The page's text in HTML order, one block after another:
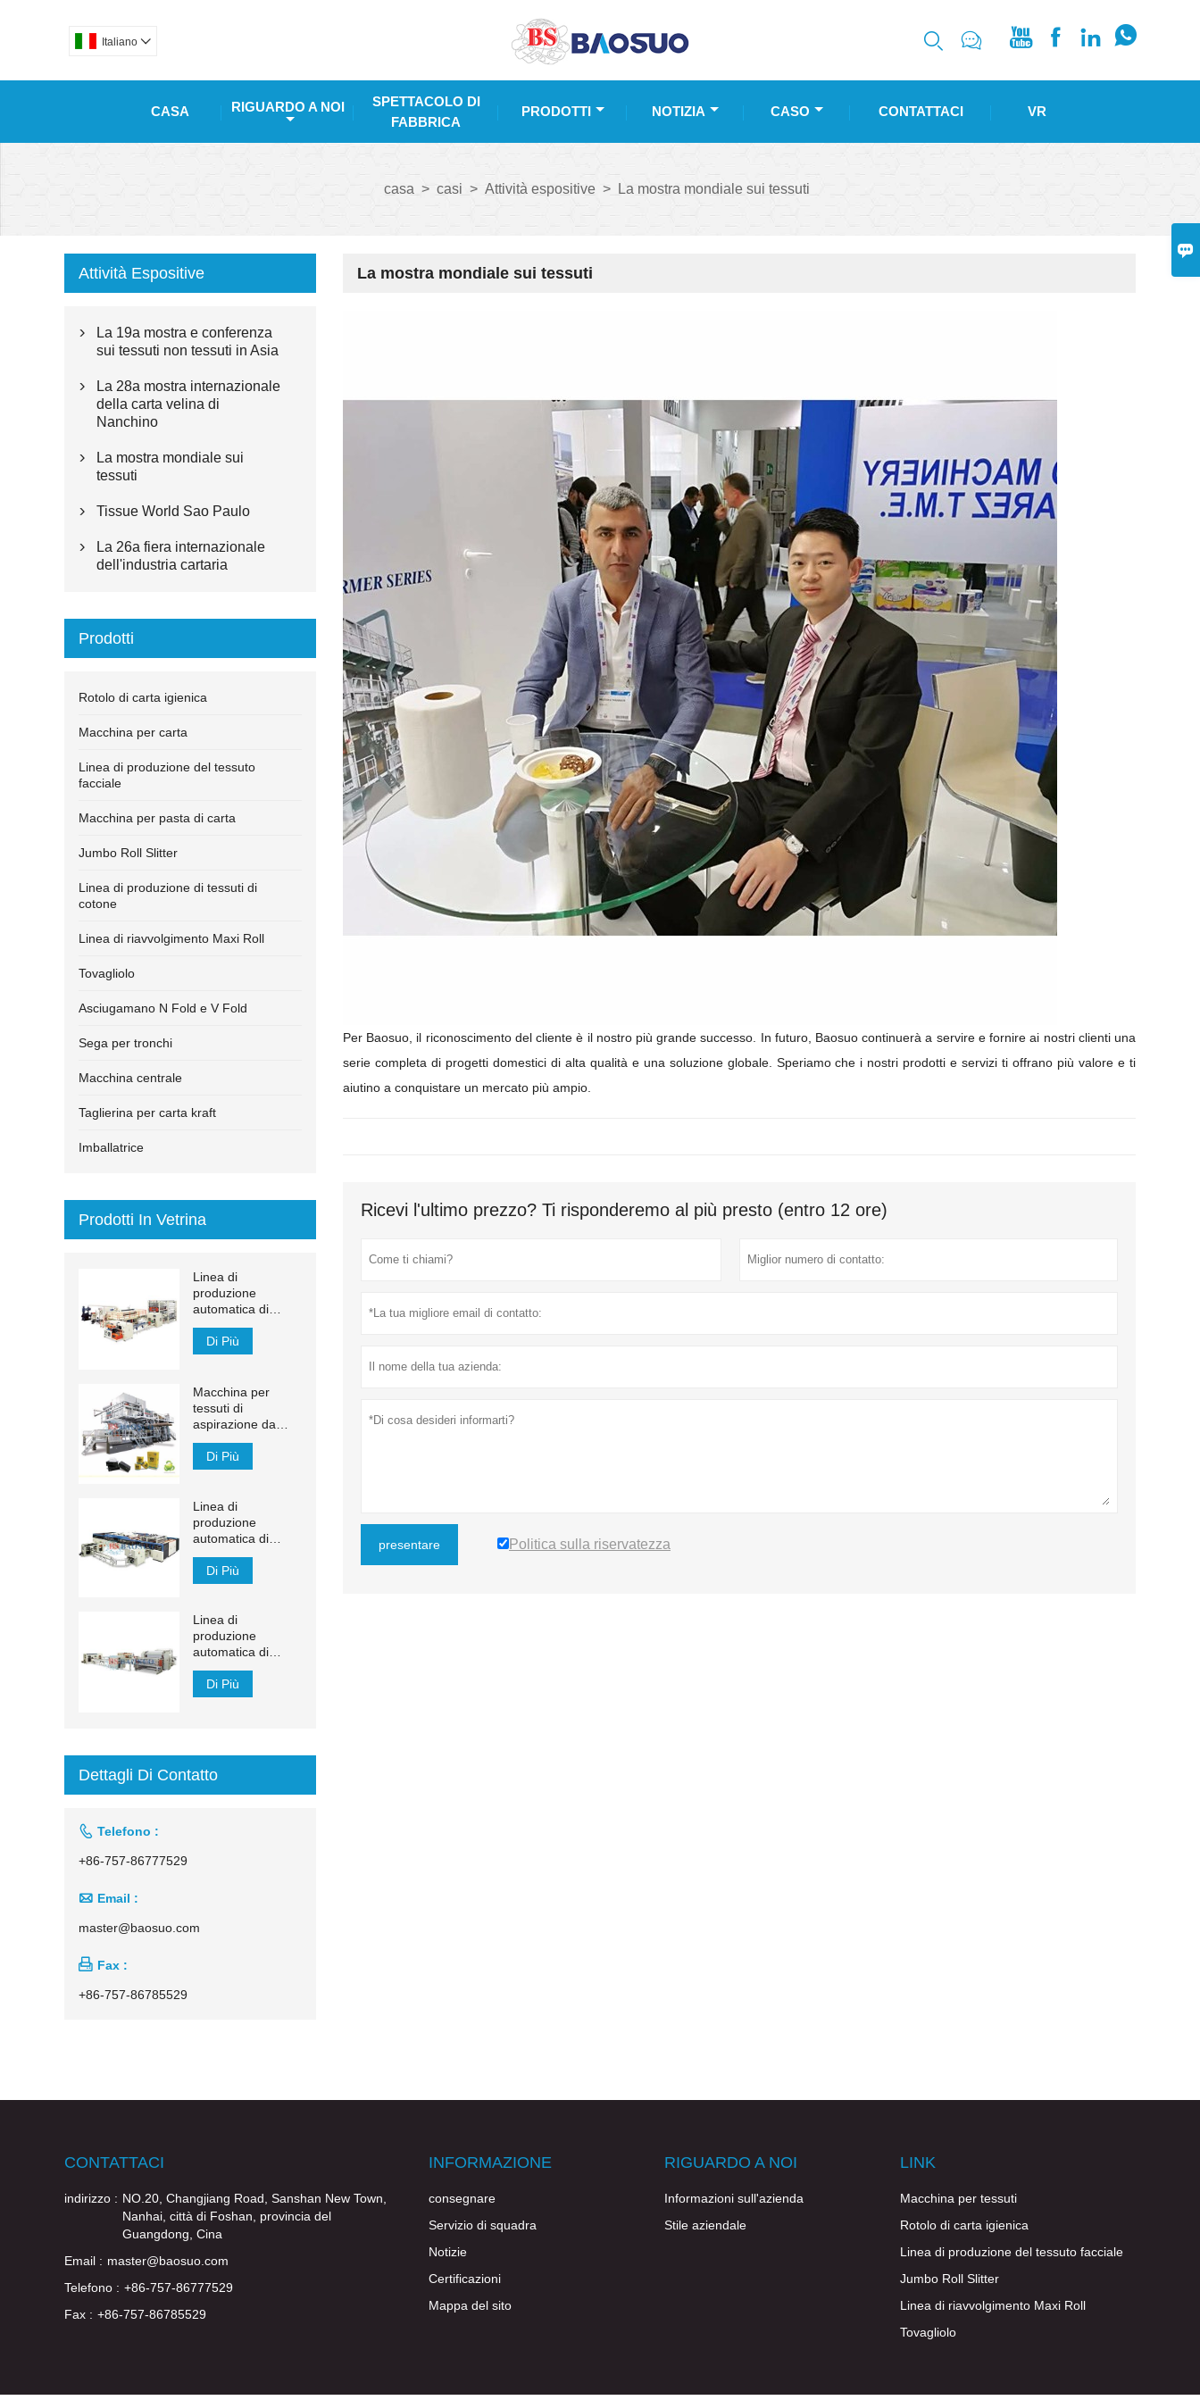

Italiano       
CASA RIGUARDO A NOI
SPETTACOLO DI
FABBRICA
PRODOTTI NOTIZIA CASO CONTATTACI VR
casa > casi > Attività espositive > La mostra mondiale sui tessuti
La mostra mondiale sui tessuti
Per Baosuo, il riconoscimento del cliente è il nostro più grande successo. In futuro, Baosuo continuerà a servire e fornire ai nostri clienti una
serie completa di progetti domestici di alta qualità e una soluzione globale. Speriamo che i nostri prodotti e servizi ti offrano più valore e ti
aiutino a conquistare un mercato più ampio.
Ricevi l'ultimo prezzo? Ti risponderemo al più presto (entro 12 ore)
presentare Politica sulla riservatezza
Attività Espositive

La 19a mostra e conferenza
sui tessuti non tessuti in Asia

La 28a mostra internazionale
della carta velina di
Nanchino

La mostra mondiale sui
tessuti
 Tissue World Sao Paulo

La 26a fiera internazionale
dell'industria cartaria
Prodotti
Rotolo di carta igienica
Macchina per carta
Linea di produzione del tessuto
facciale
Macchina per pasta di carta
Jumbo Roll Slitter
Linea di produzione di tessuti di
cotone
Linea di riavvolgimento Maxi Roll
Tovagliolo
Asciugamano N Fold e V Fold
Sega per tronchi
Macchina centrale
Taglierina per carta kraft
Imballatrice
Prodotti In Vetrina
Linea di
produzione
automatica di
asciugamani di
carta transfer
MJN-PL
Di Più
Macchina per
tessuti di
aspirazione da
1200 m / min
Di Più
Linea di
produzione
automatica di
veline facciali YH-
FGDi Più
Linea di
produzione
automatica di
fazzoletti per il viso
con trasferimento
automatico da
Di Più
Dettagli Di Contatto
 Telefono :
+86-757-86777529
 Email :
master@baosuo.com
 Fax :
+86-757-86785529
CONTATTACI
indirizzo : NO.20, Changjiang Road, Sanshan New Town,
Nanhai, città di Foshan, provincia del
Guangdong, Cina
Email : master@baosuo.com
Telefono : +86-757-86777529
Fax : +86-757-86785529
INFORMAZIONE
consegnare
Servizio di squadra
Notizie
Certificazioni
Mappa del sito
RIGUARDO A NOI
Informazioni sull'azienda
Stile aziendale
LINK
Macchina per tessuti
Rotolo di carta igienica
Linea di produzione del tessuto facciale
Jumbo Roll Slitter
Linea di riavvolgimento Maxi Roll
Tovagliolo